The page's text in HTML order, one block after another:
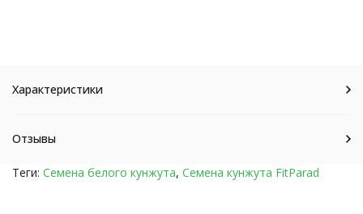
Характеристики
Отзывы
Теги: Семена белого кунжута, Семена кунжута FitParad